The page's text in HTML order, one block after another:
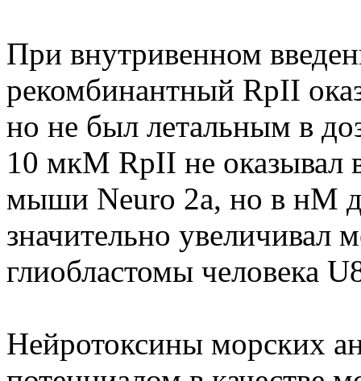
При внутривенном
рекомбинантный RpII
но не был летальным в
10 мкМ RpII не оказывал
мыши Neuro 2a, но в нМ
значительно увеличивал
глиобластомы человека
Нейротоксины морских